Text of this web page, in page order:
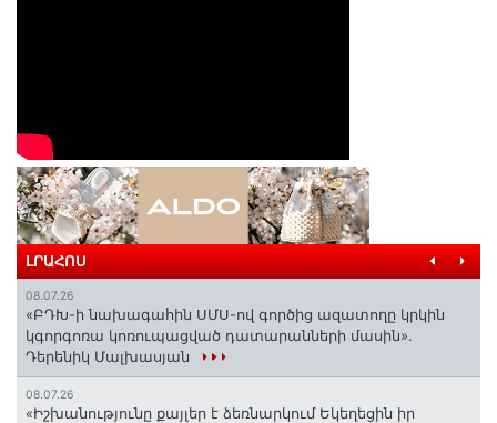
ԼՐԱՀՈՍ
08.07.26
«ԲԴԽ-ի նախագահին ՍՄՍ-ով գործից ազատողը կրկին
կգորգոռա կոռուպացված դատարանների մասին».
Դերենիկ Մալխասյան
08.07.26
«Իշխանությունը քայլեր է ձեռնարկում Եկեղեցին իր